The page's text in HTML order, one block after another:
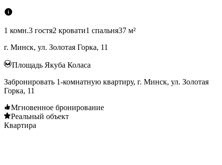
1 комн.3 гостя2 кровати1 спальня37 м²
г. Минск, ул. Золотая Горка, 11
Площадь Якуба Коласа
Забронировать 1-комнатную квартиру, г. Минск, ул. Золотая
Горка, 11
Мгновенное бронирование
Реальный объект
Квартира